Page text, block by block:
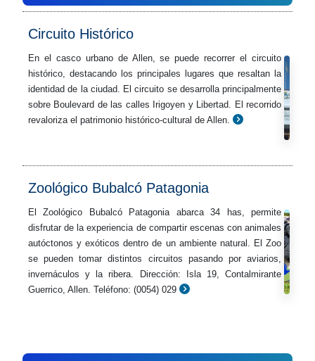
Circuito Histórico
En el casco urbano de Allen, se puede recorrer el circuito
histórico, destacando los principales lugares que resaltan la
identidad de la ciudad. El circuito se desarrolla principalmente
sobre Boulevard de las calles Irigoyen y Libertad. El recorrido
revaloriza el patrimonio histórico-cultural de Allen.
Zoológico Bubalcó Patagonia
El Zoológico Bubalcó Patagonia abarca 34 has, permite
disfrutar de la experiencia de compartir escenas con animales
autóctonos y exóticos dentro de un ambiente natural. El Zoo
se pueden tomar distintos circuitos pasando por aviarios,
invernáculos y la ribera. Dirección: Isla 19, Contalmirante
Guerrico, Allen. Teléfono: (0054) 029